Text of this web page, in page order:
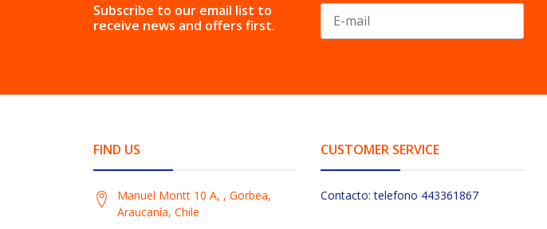
Subscribe to our email list to
receive news and offers first.
FIND US
Manuel Montt 10 A, , Gorbea,
Araucanía, Chile
CUSTOMER SERVICE
Contacto: telefono 443361867